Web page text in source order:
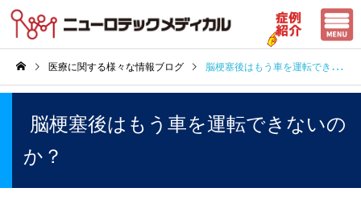
医療に関する様々な情報ブログ 脳梗塞後はもう車を運転できないのか？
脳梗塞後はもう車を運転できないの
か？